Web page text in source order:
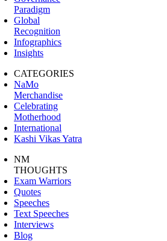
Paradigm
Global
Recognition
Infographics
Insights
CATEGORIES
NaMo
Merchandise
Celebrating
Motherhood
International
Kashi Vikas Yatra
NM
THOUGHTS
Exam Warriors
Quotes
Speeches
Text Speeches
Interviews
Blog